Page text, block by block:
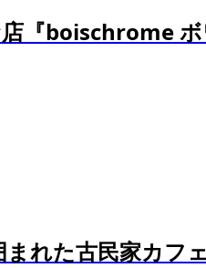
『boischrome
まれた古民家カフ